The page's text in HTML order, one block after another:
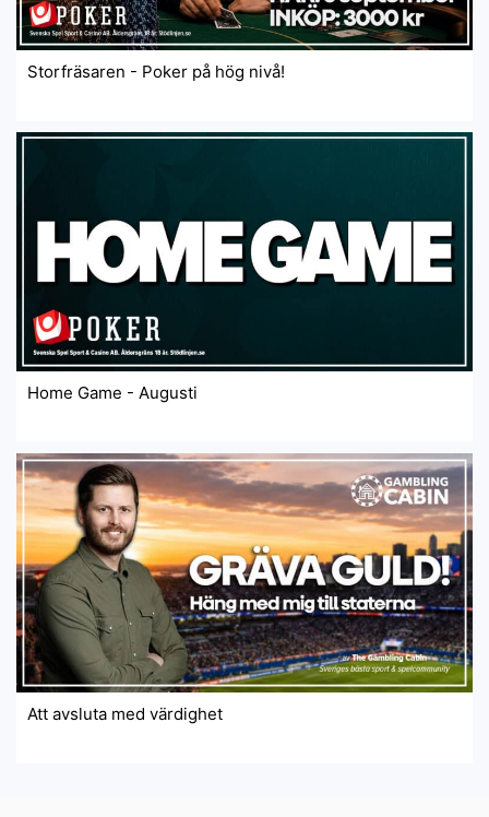
Storfräsaren - Poker på hög nivå!
Home Game - Augusti
Att avsluta med värdighet